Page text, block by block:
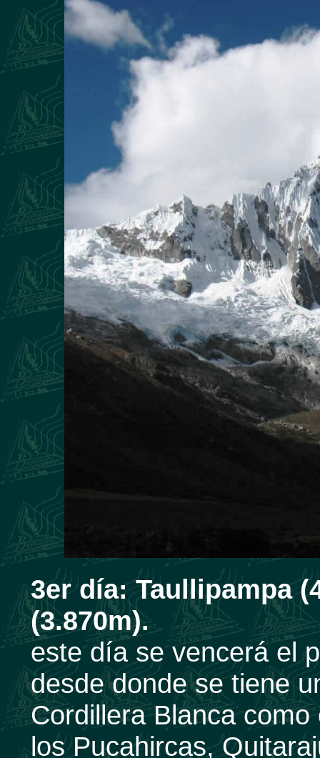
3er día: Taullipampa
(3.870m).
este día se vencerá el
desde donde se tiene
Cordillera Blanca
los Pucahircas,